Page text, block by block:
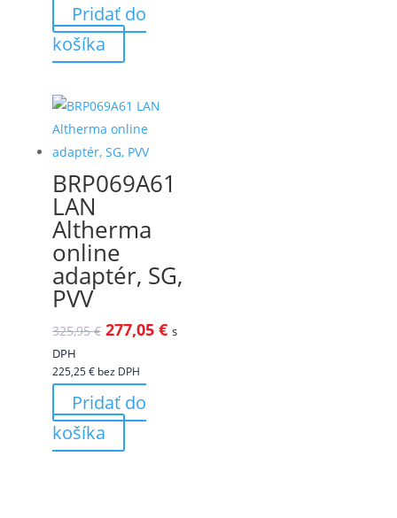
Pridať do
košíka
BRP069A61
LAN
Altherma
online
adaptér, SG,
PVV
325,95€ 277,05 € s
DPH
225,25€bez DPH
Pridať do
košíka